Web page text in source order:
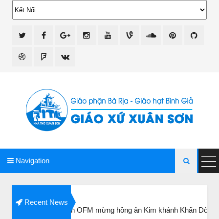
Navigation 
Recent News
Gia Thịnh OFM mừng hồng ân Kim khánh Khấn Dòng
View all First Choice UK codes